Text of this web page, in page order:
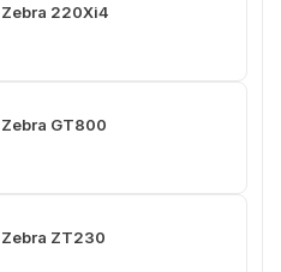
220Xi4
GT800
ZT230